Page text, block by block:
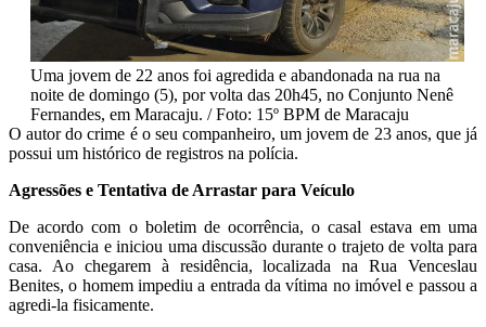
Uma jovem de 22 anos foi agredida e abandonada na rua na
noite de domingo (5), por volta das 20h45, no Conjunto Nenê
Fernandes, em Maracaju. / Foto: 15º BPM de Maracaju
O autor do crime é o seu companheiro, um jovem de 23 anos, que já
possui um histórico de registros na polícia.
Agressões e Tentativa de Arrastar para Veículo
De acordo com o boletim de ocorrência, o casal estava em uma
conveniência e iniciou uma discussão durante o trajeto de volta para
casa. Ao chegarem à residência, localizada na Rua Venceslau
Benites, o homem impediu a entrada da vítima no imóvel e passou a
agredi-la fisicamente.